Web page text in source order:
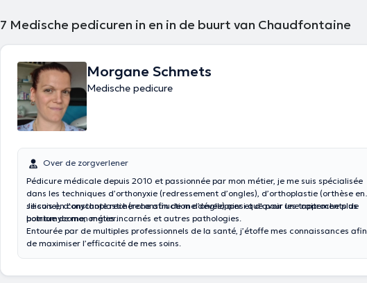
7 Medische pedicuren in en in de buurt van Chaudfontaine
Morgane Schmets
Medische pedicure
Over de zorgverlener
Pédicure médicale depuis 2010 et passionnée par mon métier, je me suis spécialisée
dans les techniques d’orthonyxie (redressement d’ongles), d’orthoplastie (orthèse en
silicone), d’onychoplastie (reconstruction d’ongle) ainsi que pour les traitements de
botriomycome, ongles incarnés et autres pathologies.
Je suis en constante recherche afin de me développer et d’avoir une approche plus
pointue de mon métier.
Entourée par de multiples professionnels de la santé, j’étoffe mes connaissances afin
de maximiser l’efficacité de mes soins.